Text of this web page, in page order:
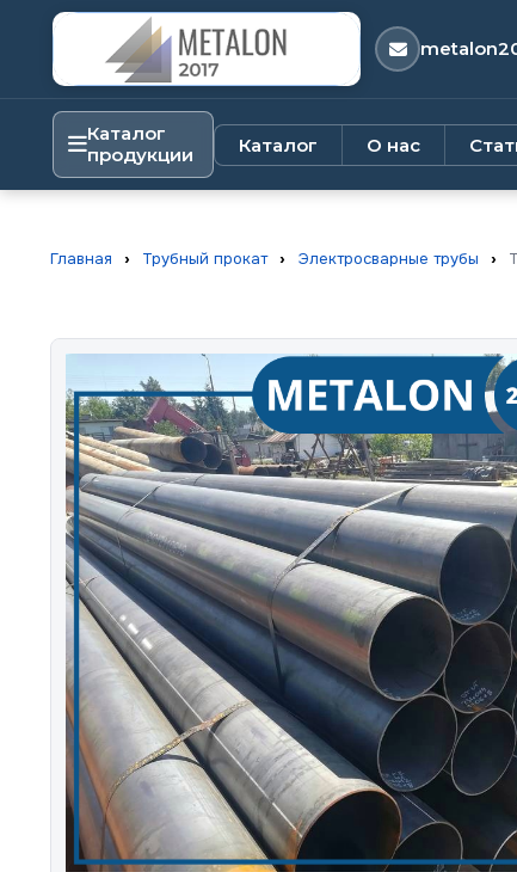
Каталог
продукции
Каталог О нас
Главная › Трубный прокат › Электросварные трубы ›